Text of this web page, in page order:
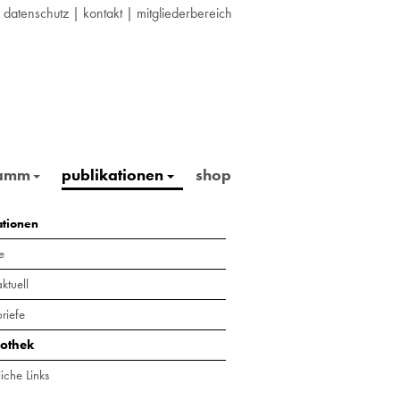
datenschutz | kontakt| mitgliederbereich
publikationen shop
Links